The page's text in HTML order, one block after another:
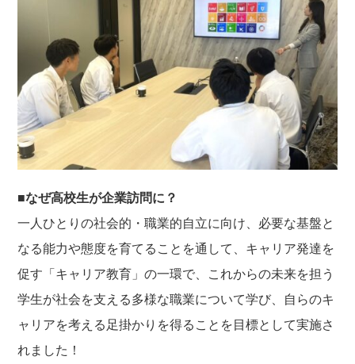
■なぜ高校生が企業訪問に？
一人ひとりの社会的・職業的自立に向け、必要な基盤と
なる能力や態度を育てることを通して、キャリア発達を
促す「キャリア教育」の一環で、これからの未来を担う
学生が社会を支える多様な職業について学び、自らのキ
ャリアを考える足掛かりを得ることを目標として実施さ
れました！